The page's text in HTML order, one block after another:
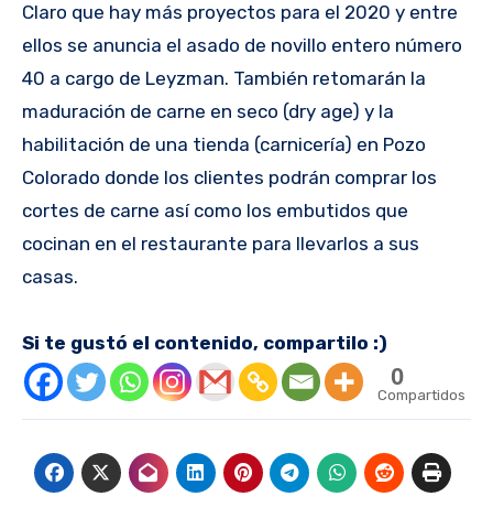
Claro que hay más proyectos para el 2020 y entre
ellos se anuncia el asado de novillo entero número
40 a cargo de Leyzman. También retomarán la
maduración de carne en seco (dry age) y la
habilitación de una tienda (carnicería) en Pozo
Colorado donde los clientes podrán comprar los
cortes de carne así como los embutidos que
cocinan en el restaurante para llevarlos a sus
casas.
Si te gustó el contenido, compartilo :)
0
Compartidos